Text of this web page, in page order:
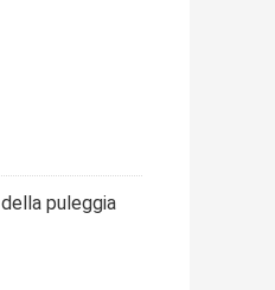
puleggia